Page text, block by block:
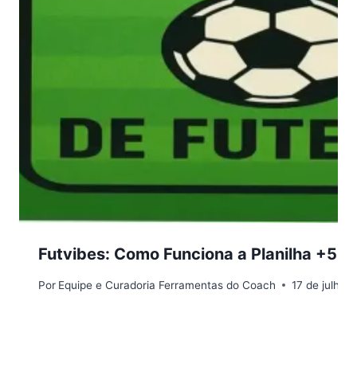
Futvibes: Como Funciona a Planilha
Por Equipe e Curadoria Ferramentas do Coach 17 de julho